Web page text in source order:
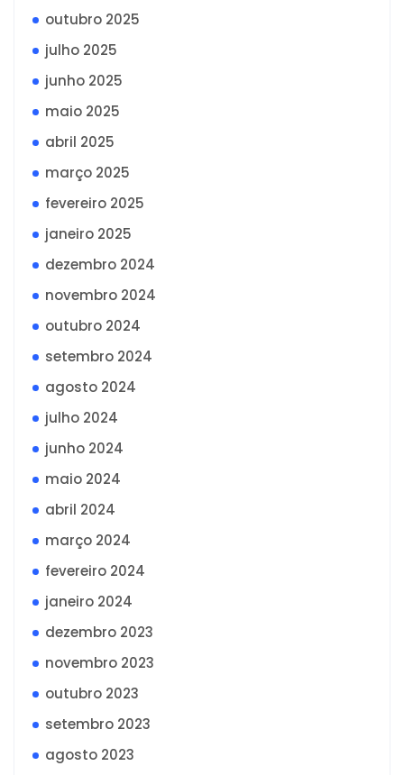
outubro 2025
julho 2025
junho 2025
maio 2025
abril 2025
março 2025
fevereiro 2025
janeiro 2025
dezembro 2024
novembro 2024
outubro 2024
setembro 2024
agosto 2024
julho 2024
junho 2024
maio 2024
abril 2024
março 2024
fevereiro 2024
janeiro 2024
dezembro 2023
novembro 2023
outubro 2023
setembro 2023
agosto 2023